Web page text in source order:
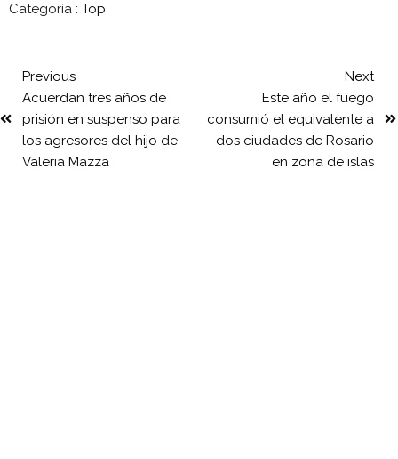
Categoría : Top
Previous
Acuerdan tres años de
prisión en suspenso para
los agresores del hijo de
Valeria Mazza
Next
Este año el fuego
consumió el equivalente a
dos ciudades de Rosario
en zona de islas